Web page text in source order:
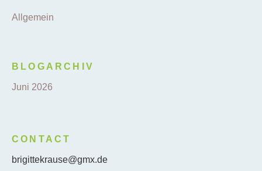
Allgemein
BLOGARCHIV
Juni 2026
CONTACT
brigittekrause@gmx.de